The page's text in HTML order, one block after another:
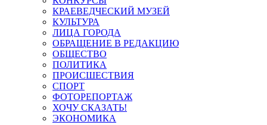
КРАЕВЕДЧЕСКИЙ МУЗЕЙ
КУЛЬТУРА
ЛИЦА ГОРОДА
ОБРАЩЕНИЕ В РЕДАКЦИЮ
ОБЩЕСТВО
ПОЛИТИКА
ПРОИСШЕСТВИЯ
СПОРТ
ФОТОРЕПОРТАЖ
ХОЧУ СКАЗАТЬ!
ЭКОНОМИКА